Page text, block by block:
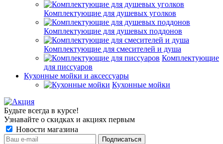
Комплектующие для душевых уголков
Комплектующие для душевых поддонов
Комплектующие для смесителей и душа
Комплектующие
для писсуаров
Кухонные мойки и аксессуары
Кухонные мойки
Будьте всегда в курсе!
Узнавайте о скидках и акциях первым
Новости магазина